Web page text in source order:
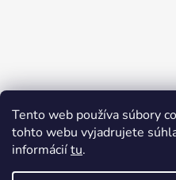
Tento web používa súbory
tohto webu vyjadrujete
informáciítu.
Reklamačný poriadok
Podmienky